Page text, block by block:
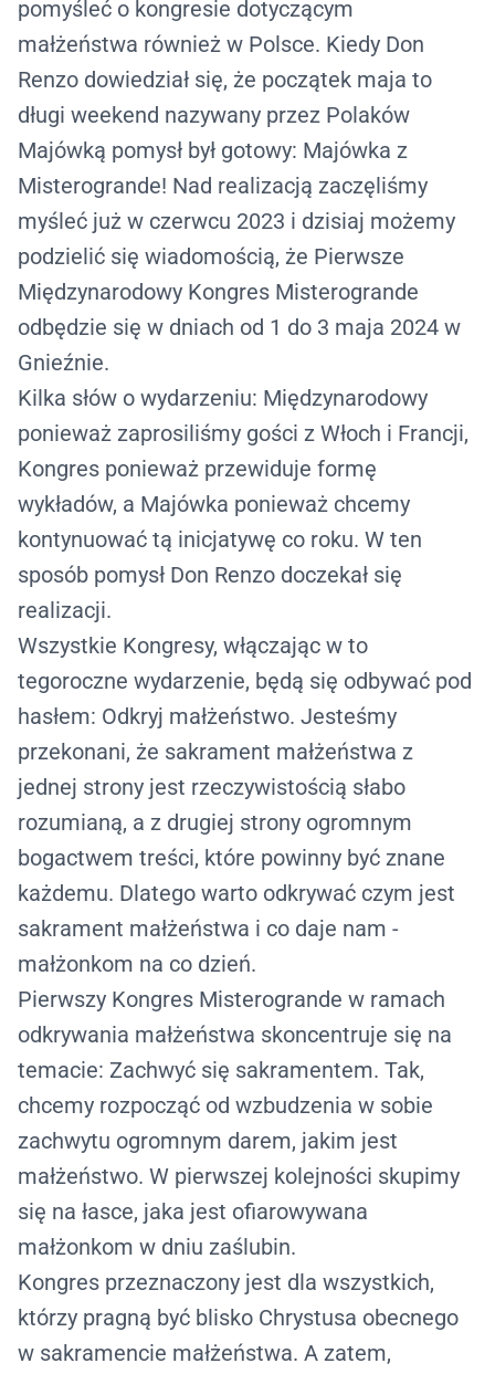
pomyśleć o kongresie dotyczącym
małżeństwa również w Polsce. Kiedy Don
Renzo dowiedział się, że początek maja to
długi weekend nazywany przez Polaków
Majówką pomysł był gotowy: Majówka z
Misterogrande! Nad realizacją zaczęliśmy
myśleć już w czerwcu 2023 i dzisiaj możemy
podzielić się wiadomością, że Pierwsze
Międzynarodowy Kongres Misterogrande
odbędzie się w dniach od 1 do 3 maja 2024 w
Gnieźnie.
Kilka słów o wydarzeniu: Międzynarodowy
ponieważ zaprosiliśmy gości z Włoch i Francji,
Kongres ponieważ przewiduje formę
wykładów, a Majówka ponieważ chcemy
kontynuować tą inicjatywę co roku. W ten
sposób pomysł Don Renzo doczekał się
realizacji.
Wszystkie Kongresy, włączając w to
tegoroczne wydarzenie, będą się odbywać pod
hasłem: Odkryj małżeństwo. Jesteśmy
przekonani, że sakrament małżeństwa z
jednej strony jest rzeczywistością słabo
rozumianą, a z drugiej strony ogromnym
bogactwem treści, które powinny być znane
każdemu. Dlatego warto odkrywać czym jest
sakrament małżeństwa i co daje nam -
małżonkom na co dzień.
Pierwszy Kongres Misterogrande w ramach
odkrywania małżeństwa skoncentruje się na
temacie: Zachwyć się sakramentem. Tak,
chcemy rozpocząć od wzbudzenia w sobie
zachwytu ogromnym darem, jakim jest
małżeństwo. W pierwszej kolejności skupimy
się na łasce, jaka jest ofiarowywana
małżonkom w dniu zaślubin.
Kongres przeznaczony jest dla wszystkich,
którzy pragną być blisko Chrystusa obecnego
w sakramencie małżeństwa. A zatem,